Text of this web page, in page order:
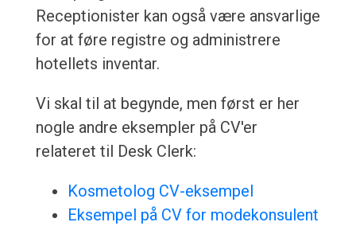
Receptionister kan også være ansvarlige
for at føre registre og administrere
hotellets inventar.
Vi skal til at begynde, men først er her
nogle andre eksempler på CV'er
relateret til Desk Clerk:
Kosmetolog CV-eksempel
Eksempel på CV for modekonsulent